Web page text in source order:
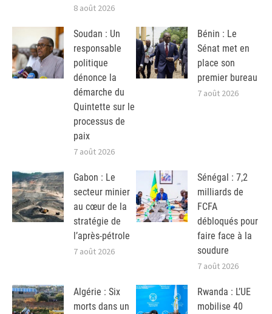
8 août 2026
Soudan : Un
responsable
politique
dénonce la
démarche du
Quintette sur le
processus de
paix
7 août 2026
Bénin : Le
Sénat met en
place son
premier bureau
7 août 2026
Gabon : Le
secteur minier
au cœur de la
stratégie de
l’après-pétrole
7 août 2026
Sénégal : 7,2
milliards de
FCFA
débloqués pour
faire face à la
soudure
7 août 2026
Algérie : Six
morts dans un
Rwanda : L’UE
mobilise 40